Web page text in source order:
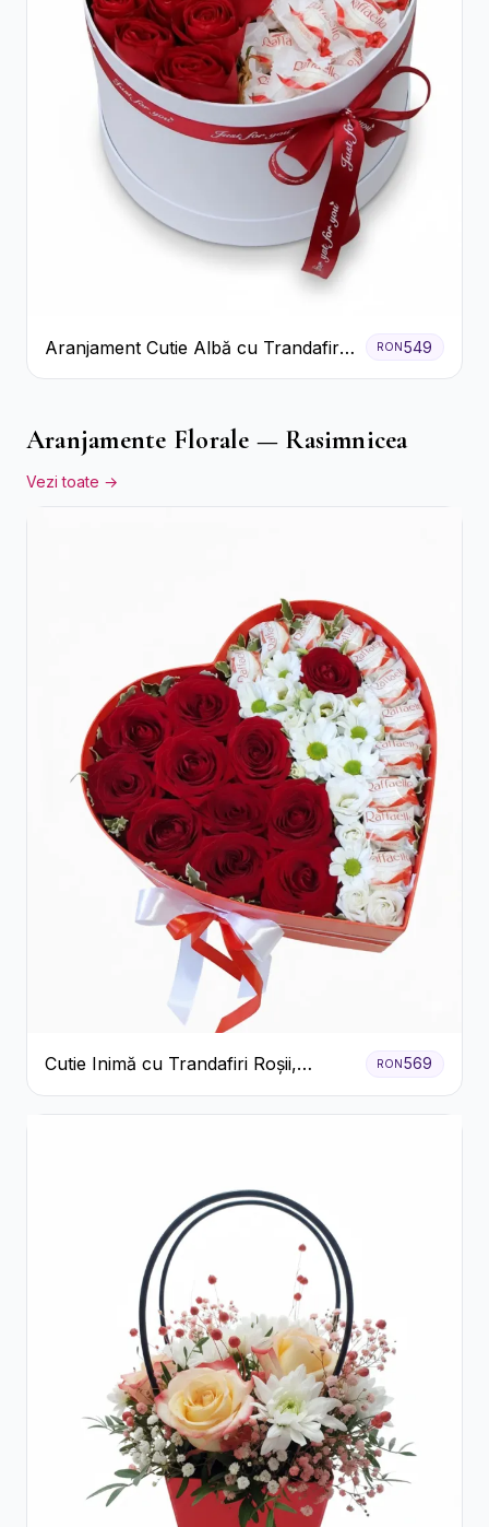
Aranjament Cutie Albă cu Trandafiri
Roșii și Raffaello
RON549
Aranjamente Florale — Rasimnicea
Vezi toate →
Cutie Inimă cu Trandafiri Roșii,
Crizanteme Albe și Bomboane
Raffaello
RON569